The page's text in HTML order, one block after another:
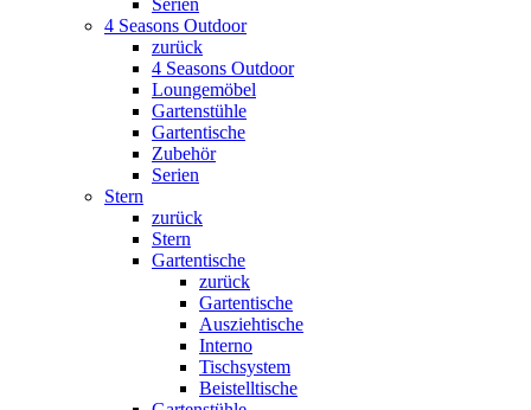
Serien
4 Seasons Outdoor
zurück
4 Seasons Outdoor
Loungemöbel
Gartenstühle
Gartentische
Zubehör
Serien
Stern
zurück
Stern
Gartentische
zurück
Gartentische
Ausziehtische
Interno
Tischsystem
Beistelltische